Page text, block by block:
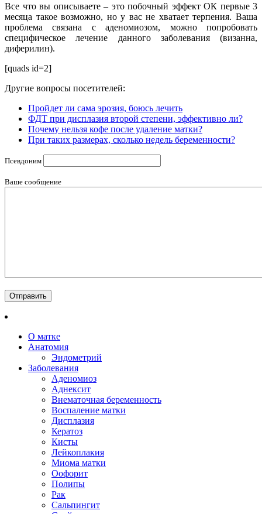
Все что вы описываете – это побочный эффект ОК первые 3
месяца такое возможно, но у вас не хватает терпения. Ваша
проблема связана с аденомиозом, можно попробовать
специфическое лечение данного заболевания (визанна,
диферилин).
[quads id=2]
Другие вопросы посетителей:
Пройдет ли сама эрозия, боюсь лечить
ФДТ при дисплазия второй степени, эффективно ли?
Почему нельзя кофе после удаление матки?
При таких размерах, сколько недель беременности?
Псевдоним
Ваше сообщение
О матке
Анатомия
Эндометрий
Заболевания
Аденомиоз
Аднексит
Внематочная беременность
Воспаление матки
Дисплазия
Кератоз
Кисты
Лейкоплакия
Миома матки
Оофорит
Полипы
Рак
Сальпингит